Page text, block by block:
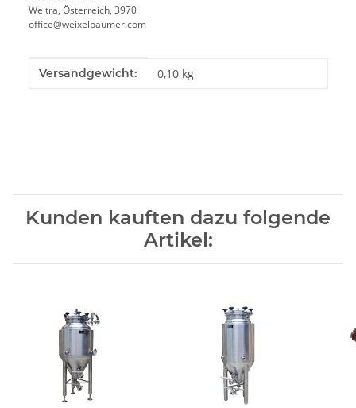
Weitra, Österreich, 3970
office@weixelbaumer.com
Produkteigenschaft
Wert
Versandgewicht: 0,10 kg
Kunden kauften dazu folgende
Artikel: